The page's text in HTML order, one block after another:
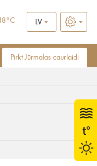
18°C LV
Pirkt Jūrmalas caurlaidi